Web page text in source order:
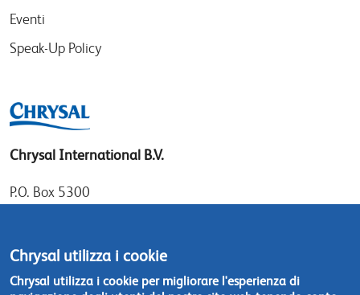
Eventi
Speak-Up Policy
Chrysal International B.V.
P.O. Box 5300
1411 DD Naarden
The Netherlands
Chrysal utilizza i cookie
Chrysal utilizza i cookie per migliorare l'esperienza di